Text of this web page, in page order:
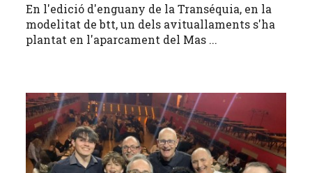
En l'edició d'enguany de la Transéquia, en la
modelitat de btt, un dels avituallaments s'ha
plantat en l'aparcament del Mas ...